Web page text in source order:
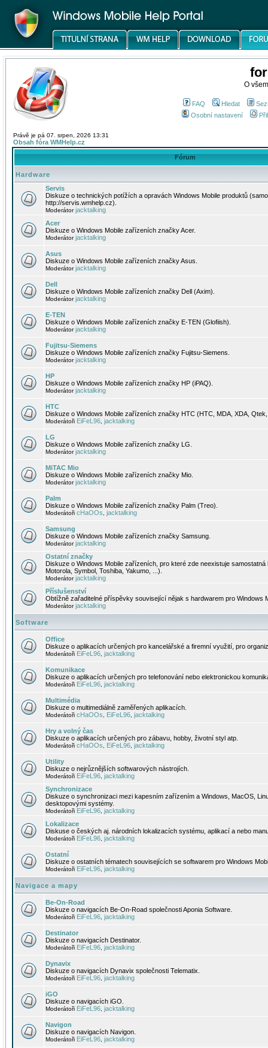
O
FAQ Hledat
Osobní nastavení
Právě je pá 07. srpen, 2026 13:31
Obsah fóra WMHelp.cz
Fórum
Hardware
Servis
Diskuze o technických potížích a opravách Windows Mobile produktů
http://servis.wmhelp.cz).
Moderátorjacktalking
Acer
Diskuze o Windows Mobile zařízeních značky Acer.
Moderátorjacktalking
Asus
Diskuze o Windows Mobile zařízeních značky Asus.
Moderátorjacktalking
Dell
Diskuze o Windows Mobile zařízeních značky Dell (Axim).
Moderátorjacktalking
E-TEN
Diskuze o Windows Mobile zařízeních značky E-TEN (Glofiish).
Moderátorjacktalking
Fujitsu-Siemens
Diskuze o Windows Mobile zařízeních značky Fujitsu-Siemens.
Moderátorjacktalking
HP
Diskuze o Windows Mobile zařízeních značky HP (iPAQ).
Moderátorjacktalking
HTC
Diskuze o Windows Mobile zařízeních značky HTC (HTC, MDA, XDA,
Moderátoři EiFeL96 jacktalking
LG
Diskuze o Windows Mobile zařízeních značky LG.
Moderátorjacktalking
MiTAC Mio
Diskuze o Windows Mobile zařízeních značky Mio.
Moderátorjacktalking
Palm
Diskuze o Windows Mobile zařízeních značky Palm (Treo).
Moderátoři cHaOOs jacktalking
Samsung
Diskuze o Windows Mobile zařízeních značky Samsung.
Moderátorjacktalking
Ostatní značky
Diskuze o Windows Mobile zařízeních, pro které zde neexistuje
Motorola, Symbol, Toshiba, Yakumo, ...).
Moderátorjacktalking
Příslušenství
Obtížně zařaditelné příspěvky související nějak s hardwarem pro Windows
Moderátorjacktalking
Software
Office
Diskuze o aplikacích určených pro kancelářské a firemní využití, pro
Moderátoři EiFeL96 jacktalking
Komunikace
Diskuze o aplikacích určených pro telefonování nebo elektronickou
Moderátoři EiFeL96 jacktalking
Multimédia
Diskuze o multimediálně zaměřených aplikacích.
Moderátoři cHaOOs EiFeL96 jacktalking
Hry a volný čas
Diskuze o aplikacích určených pro zábavu, hobby, životní styl atp.
Moderátoři cHaOOs EiFeL96 jacktalking
Utility
Diskuze o nejrůznějších softwarových nástrojích.
Moderátoři EiFeL96 jacktalking
Synchronizace
Diskuze o synchronizaci mezi kapesním zařízením a Windows, MacOS,
desktopovými systémy.
Moderátoři EiFeL96 jacktalking
Lokalizace
Diskuse o českých aj. národních lokalizacích systému, aplikací a nebo
Moderátoři EiFeL96 jacktalking
Ostatní
Diskuze o ostatních tématech souvisejících se softwarem pro Windows
Moderátoři EiFeL96 jacktalking
Navigace a mapy
Be-On-Road
Diskuze o navigacích Be-On-Road společnosti Aponia Software.
Moderátoři EiFeL96 jacktalking
Destinator
Diskuze o navigacích Destinator.
Moderátoři EiFeL96 jacktalking
Dynavix
Diskuze o navigacích Dynavix společnosti Telematix.
Moderátoři EiFeL96 jacktalking
iGO
Diskuze o navigacích iGO.
Moderátoři EiFeL96 jacktalking
Navigon
Diskuze o navigacích Navigon.
Moderátoři EiFeL96 jacktalking